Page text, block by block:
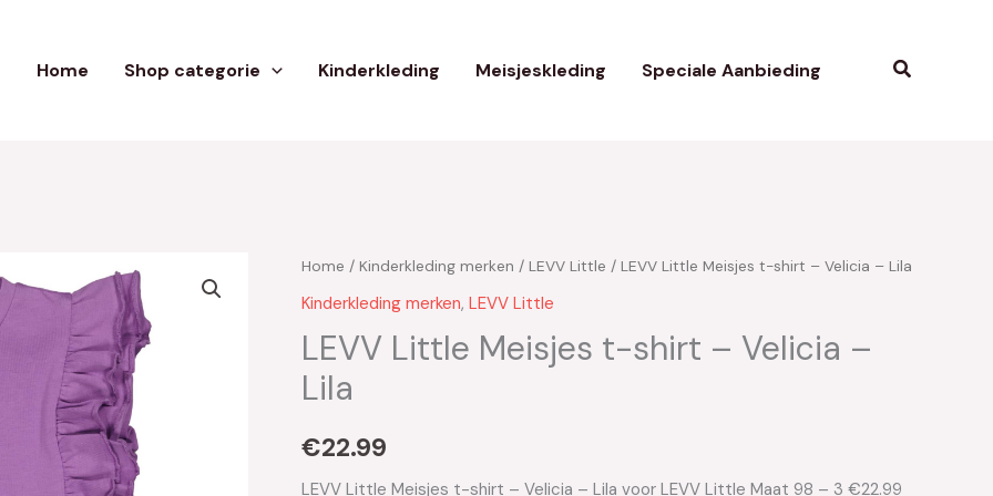
Home Shop categorie Kinderkleding Meisjeskleding Speciale Aanbieding Zoeken
Home / Kinderkleding merken / LEVV Little / LEVV Little Meisjes t-shirt – Velicia – Lila
Kinderkleding merken, LEVV Little
LEVV Little Meisjes t-shirt – Velicia –
Lila
€22.99
LEVV Little Meisjes t-shirt – Velicia – Lila voor LEVV Little Maat 98 – 3 €22.99